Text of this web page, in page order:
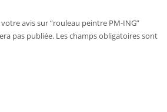
avis sur “rouleau peintre PM-ING”
pas publiée. Les champs obligatoires sont